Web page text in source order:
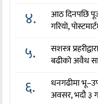
४.
आठ दिनपछि
गरियो,
५.
सशस्त्र
बढीको अवैध
६.
धनगढीमा
अवसर, भदौ ३